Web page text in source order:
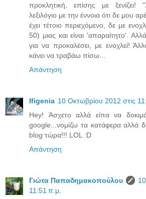
προκλητική, επίσης με ξενίζει!
λεξιλόγιο με την έννοια ότι δε μου
έχει τέτοιο περιεχόμενο, δε με
50) μιας και είναι 'απαραίτητο'.
για να προκαλέσει, με ενοχλεί!
κάνει να τραβάω πίσω...
Απάντηση
Ifigenia 10 Οκτωβρίου 2012 στις
Hey! Άσχετο αλλά είπα να
google...νομίζω τα κατάφερα αλλά
blog τώρα!!! LOL :D
Απάντηση
Γιώτα Παπαδημακοπούλου
11:51 π.μ.